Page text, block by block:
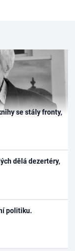
se stály fronty,
dělá dezertéry,
politiku.